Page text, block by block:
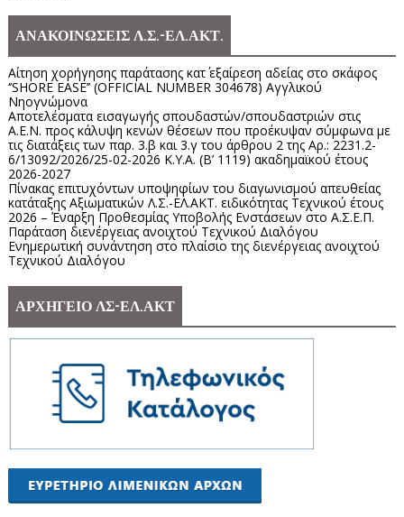
ΑΝΑΚΟΙΝΩΣΕΙΣ Λ.Σ.-ΕΛ.ΑΚΤ.
Αίτηση χορήγησης παράτασης κατ΄ εξαίρεση αδείας στο σκάφος
‘’SHORE EASE’’ (OFFICIAL NUMBER 304678) Αγγλικού
Νηογνώμονα
Αποτελέσματα εισαγωγής σπουδαστών/σπουδαστριών στις
Α.Ε.Ν. προς κάλυψη κενών θέσεων που προέκυψαν σύμφωνα με
τις διατάξεις των παρ. 3.β και 3.γ του άρθρου 2 της Αρ.: 2231.2-
6/13092/2026/25-02-2026 Κ.Υ.Α. (Β’ 1119) ακαδημαϊκού έτους
2026-2027
Πίνακας επιτυχόντων υποψηφίων του διαγωνισμού απευθείας
κατάταξης Αξιωματικών Λ.Σ.-ΕΛ.ΑΚΤ. ειδικότητας Τεχνικού έτους
2026 – Έναρξη Προθεσμίας Υποβολής Ενστάσεων στο Α.Σ.Ε.Π.
Παράταση διενέργειας ανοιχτού Τεχνικού Διαλόγου
Ενημερωτική συνάντηση στο πλαίσιο της διενέργειας ανοιχτού
Τεχνικού Διαλόγου
ΑΡΧΗΓΕΙΟ ΛΣ-ΕΛ.ΑΚΤ